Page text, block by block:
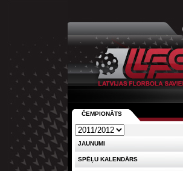
ČEMPIONĀTS
JAUNUMI
SPĒĻU KALENDĀRS